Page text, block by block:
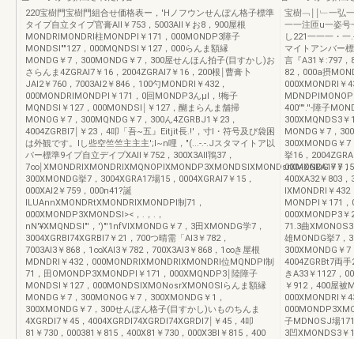
220宝樹門宝樹門組合せ価格表ー，'Hノフウンせんぽん格子標準
タイプ自立タイプ官膏AII￥753，5003AII￥お8，900屋根
MONDRIMONDRI柱MONDPI￥171，000MONDP3障子
MONDSI""127，000MQNDSI￥127，000らんま額縁
MONDG￥7，300MONDG￥7，300屋せんほん拍子(目すかし)お
さらんま4ZGRAI7￥16，2004ZGRAI7￥16，200根￨曹膏卜
JAI2￥760，7003AI2￥846，100勺MONDRI￥432，
000MONDRIMONDPI￥171，0回MONDP3んμI，!梅子
MQNDSI￥127，000MONDSI￨￥127，醐まらんま舗掃
MONOG￥7，300MQNDG￥7，300ん4ZGRBJ1￥23，
4004ZGRBI7￨￥23，4叩「吾~五』Eitjit長.!'，寸I・符号及び袋困
は外観です。Iし些空竺竺主主主';I~n哩，"(...-.-.Jスタマイトア以
パー標準9イプ自立デイプXAII￥752，300X3AII鴇37，
7∞￨XMONDRIXMONDRIXMQNOPIXMONDP3XMONDSIXMONDsrXMONDG￥7，
300XMONDG挙7，3004XGRA17場15，0004XGRAI7￥15，
000XAI2￥759，000n41?誕
ILUAnnXMONDRtXMONDRIXMONDPI制71，
000XMONDP3XMONDSI><，.，.，
nN'¥XMQNDSI"'，')"'1nfVlXMONDG￥7，3田XMONDG学7，
3004XGRBI74XGRBI7￥21，700つ晴需「AI3￥782，
7003AI3￥868，1∞XAI3￥782，700X3AI3￥868，1∞き屋根
MDNDRI￥432，000MONDRIXMONDRIXMONDRI位MQNDPI制
71，田OMONDP3XMONDPI￥171，000XMQNDP3￨陸障子
MONDSI￥127，000MONDSIXMONosrXMONOSlらんま額縁
MONDG￥7，300MONOG￥7，300XMONDG￥1，
300XMONDG￥7，300せんぽん格子(目すかし)いものちんま
4XGRDI7￥45，4004XGRDI74XGRDI74XGRDI7￨￥45，4叩
81￥730，000381￥815，400X81￥730，000X3BI￥815，400
宝樹﹁￨￨﹂一弘
一一注匝u一姿号
し221一一一・
マイトアンバー
言『A31￥:797，
82，000a摂
000XMONDRl￥
400'"'.''-障子
300XMQNDS3￥
MONDG￥7，
300XMONDG￥
挙16，
0004XGRA17￥
400XA32￥803
lXMONDRI￥432
MONDPI￥171
000XMONDP3
71.3曲
雄MONDG挙7，
300XMONDG￥
4004ZGRBt7両手
きA33￥1127，
￥912，400屋被
000XMONDRI￥
子MDNOSJ場
3凹XMONDS3￥